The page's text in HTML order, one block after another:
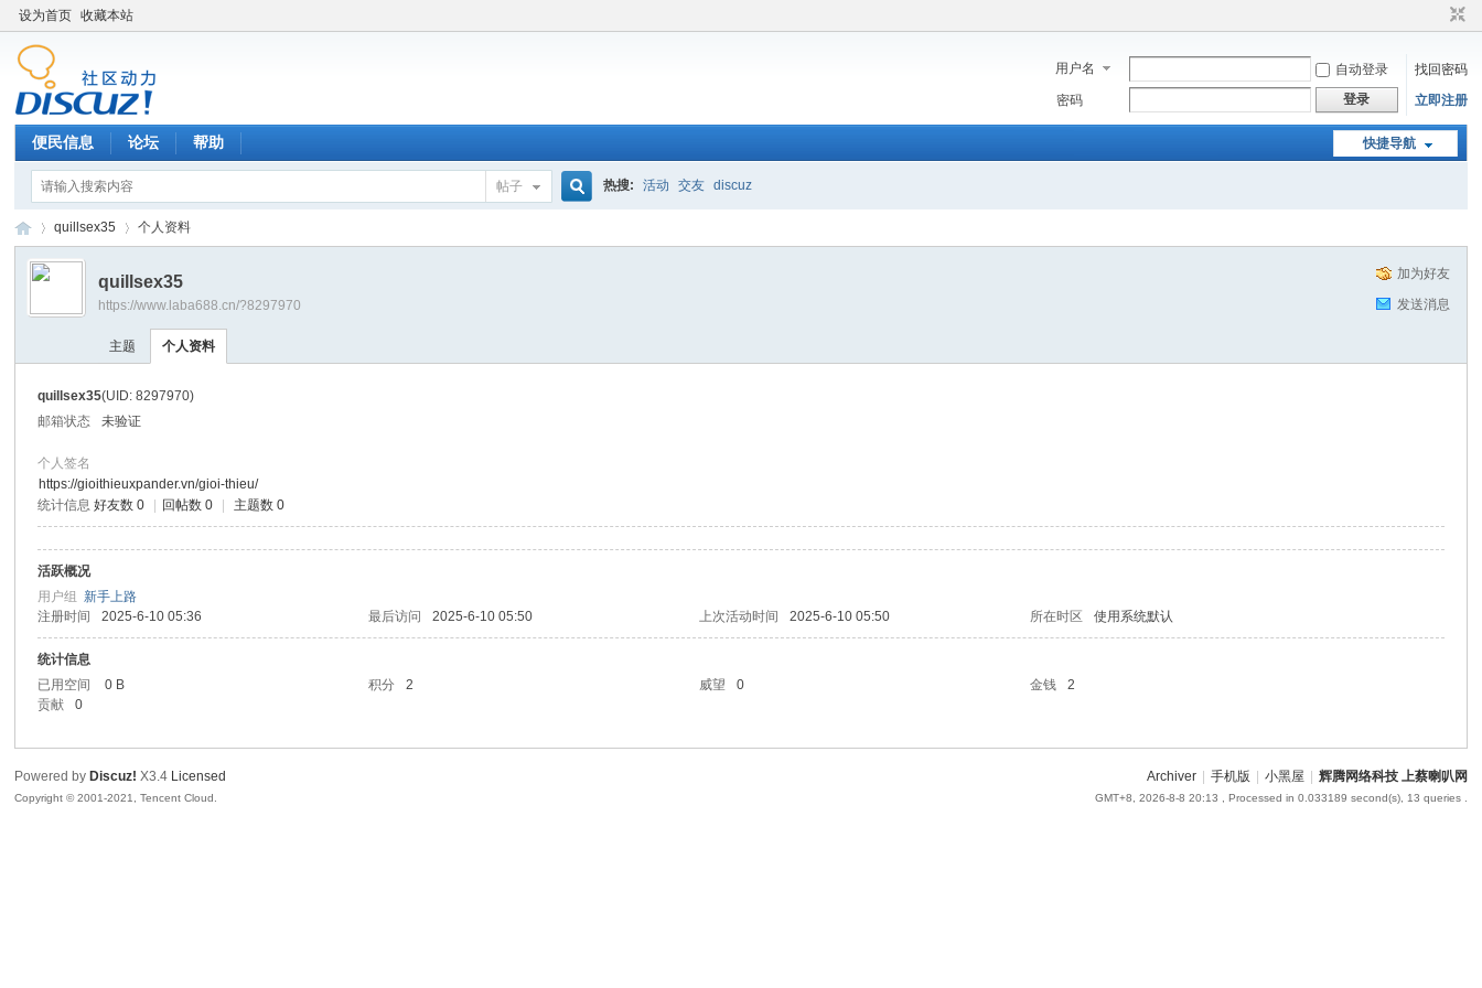
设为首页 收藏本站
用户名 自动登录
找回密码
密码
登录 立即注册
快捷导航
便民信息 论坛 帮助
帖子 热搜: 活动 交友 discuz
›
quillsex35 个人资料
加为好友
发送消息
quillsex35
https://www.laba688.cn/?8297970
主题 个人资料
quillsex35(UID: 8297970)
邮箱状态
未验证
个人签名
https://gioithieuxpander.vn/gioi-thieu/
统计信息 好友数 0 回帖数 0 主题数 0
活跃概况
用户组新手上路
注册时间
2025-6-10 05:36 最后访问 2025-6-10 05:50 上次活动时间 2025-6-10 05:50 所在时区 使用系统默认
统计信息
已用空间
0 B 积分 2 威望 0 金钱
2
贡献
0
Archiver 手机版 小黑屋 辉腾网络科技 上蔡喇叭网
GMT+8, 2026-8-8 20:13 , Processed in 0.033189 second(s), 13 queries .
Powered by Discuz! X3.4 Licensed
Copyright © 2001-2021, Tencent Cloud.